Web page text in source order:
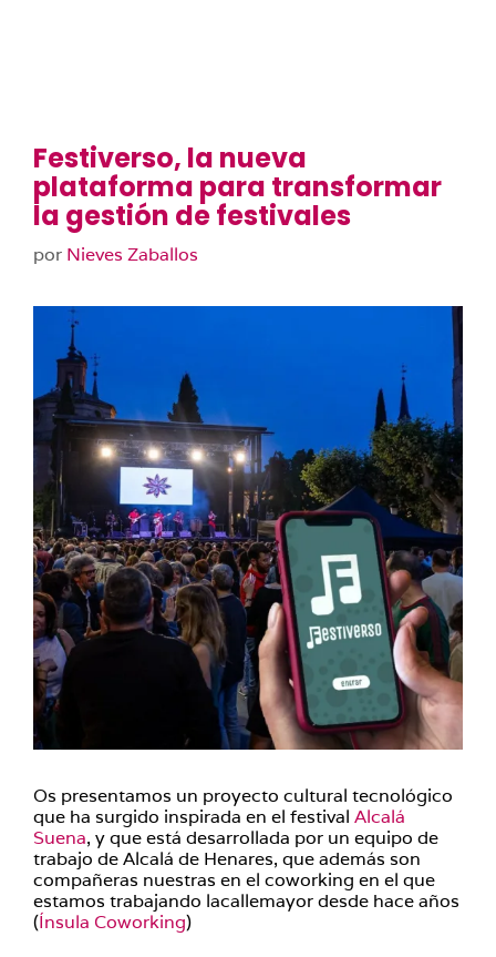
Festiverso, la nueva
plataforma para transformar
la gestión de festivales
por Nieves Zaballos
Os presentamos un proyecto cultural tecnológico
que ha surgido inspirada en el festival Alcalá
Suena, y que está desarrollada por un equipo de
trabajo de Alcalá de Henares, que además son
compañeras nuestras en el coworking en el que
estamos trabajando lacallemayor desde hace años
(Ínsula Coworking)